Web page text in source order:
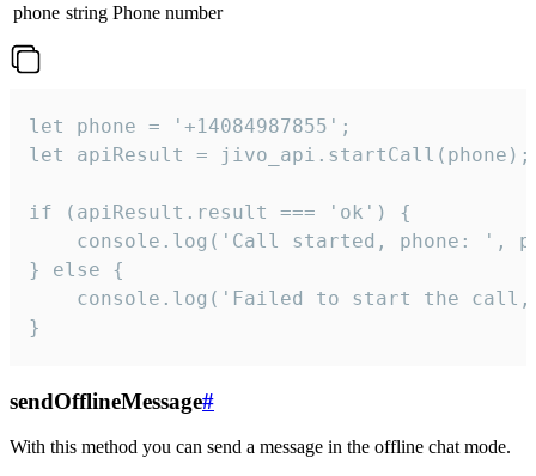
phone string Phone number
let phone = '+14084987855';
let apiResult = jivo_api.startCall(phone);
if (apiResult.result === 'ok') {
console.log('Call started, phone: ',
} else {
console.log('Failed to start the
}
sendOfflineMessage#
With this method you can send a message in the offline chat mode.